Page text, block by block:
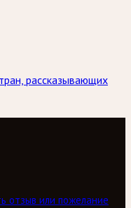
рассказывающих
отзыв или пожелание